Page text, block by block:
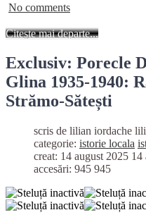
No comments
Citește mai departe...
Exclusiv: Porecle
Glina 1935-1940:
Strămo-Sătești
scris de lilian iordache
categorie: istorie locala
creat: 14 august 2025 14
accesări: 945 945